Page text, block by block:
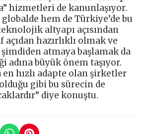
hizmetleri de kanunlaşıyor.
hem de Türkiye’de bu
altyapı açısından
hazırlıklı olmak ve
atmaya başlamak da
adına büyük önem taşıyor.
en hızlı adapte olan şirketler
gibi bu sürecin de
diye konuştu.